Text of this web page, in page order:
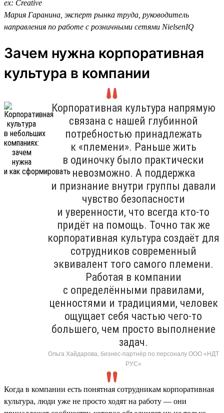
ex: Creative
Мария Гаранина, эксперт рынка труда, руководитель
направления по работе с розничными сетями NielsenIQ
Зачем нужна корпоративная
культура в компании
Корпоративная культура напрямую
связана с нашей глубинной
потребностью принадлежать
к «племени». Раньше жить
в одиночку было практически
невозможно. А поддержка
и признание внутри группы давали
чувство безопасности
и уверенности, что всегда кто-то
придёт на помощь. Точно так же
корпоративная культура создаёт для
сотрудников современный
эквивалент того самого племени.
Работая в компании
с определёнными правилами,
ценностями и традициями, человек
ощущает себя частью чего-то
большего, чем просто выполнение
задач.
Ольга Хайдарова, бизнес-партнёр по персоналу ООО «НДТ
РУС»
Когда в компании есть понятная сотрудникам корпоративная
культура, люди уже не просто ходят на работу — они